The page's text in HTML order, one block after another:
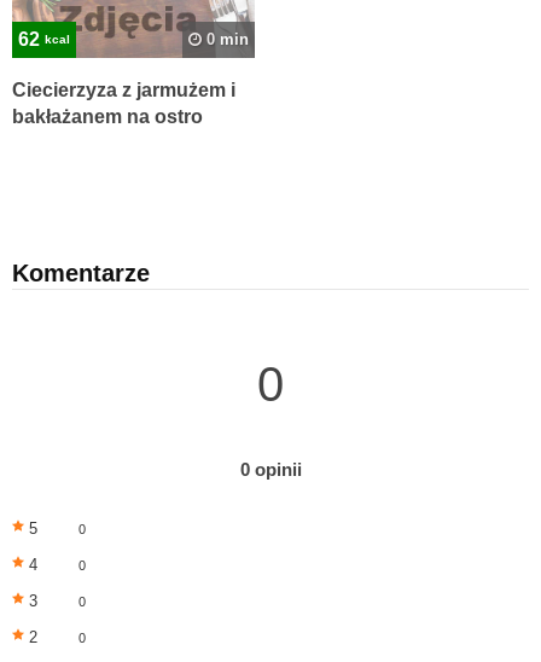
62 kcal 0 min
Ciecierzyza z jarmużem i
bakłażanem na ostro
Komentarze
0
0 opinii
5 0
4 0
3 0
2 0